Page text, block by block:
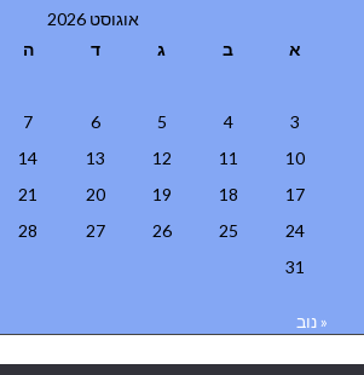
אוגוסט 2026
א
ב ג ד ה
3
4
5
6
7
10
11
12
13
14
17
18
19
20
21
24
25
26
27
28
31
« נוב